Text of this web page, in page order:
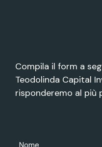
Compila il form a
Teodolinda Capital
risponderemo al più